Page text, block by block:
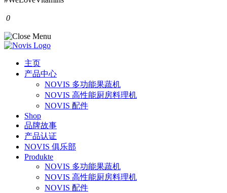
0
主页
产品中心
NOVIS 多功能果蔬机
NOVIS 高性能厨房料理机
NOVIS 配件
Shop
品牌故事
产品认证
NOVIS 俱乐部
Produkte
NOVIS 多功能果蔬机
NOVIS 高性能厨房料理机
NOVIS 配件